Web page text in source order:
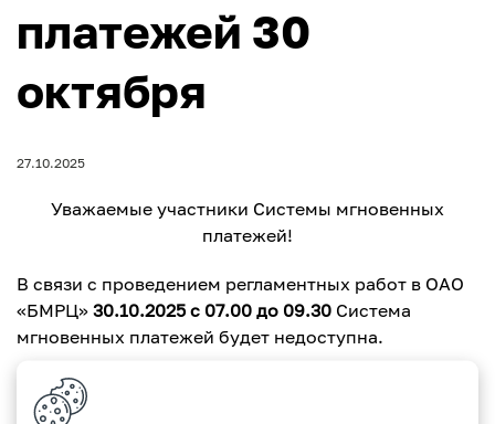
платежей 30
октября
27.10.2025
Уважаемые участники Системы мгновенных
платежей!
В связи с проведением регламентных работ в ОАО
«БМРЦ» 30.10.2025 с 07.00 до 09.30 Система
мгновенных платежей будет недоступна.
С уважением, Paritetbank